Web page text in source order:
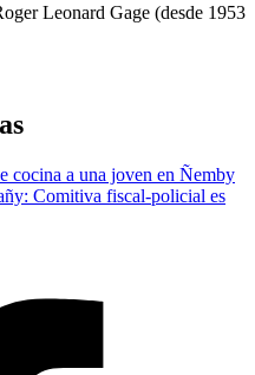
Leonard Gage (desde 1953
cocina a una joven en Ñemby
Comitiva fiscal-policial es